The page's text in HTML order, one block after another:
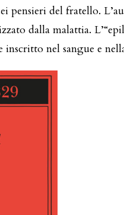
pensieri del fratello.
dalla malattia.
nel sangue e